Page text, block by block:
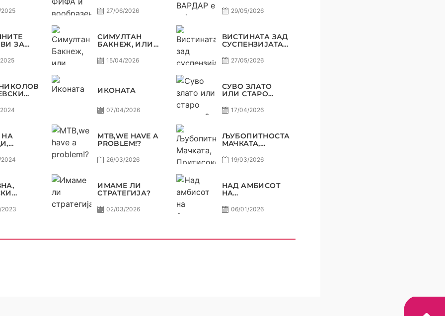
НА
ЗА
24/25 СО
СЛАВЕ
ДА
НА
ЏОЛЕ
ЕХФ27/06/2026
СИМУЛТАН
БАКНЕЖ, ИЛИ
ПОСТОЈАНО СЕ
СЛУША ЕХФ
15/04/2026
ИКОНАТА
07/04/2026
МТВ,WE HAVE A
PROBLEM!?
26/03/2026
ИМАМЕ ЛИ
СТРАТЕГИЈА?
02/03/2026
КЛУБ НА
БАЛКАНОТ!
29/05/2026
ВИСТИНАТА ЗАД
СУСПЕНЗИЈАТА
НИКОЛОВ! САМО
РАКОМЕТ С5Е8
27/05/2026
СУВО ЗЛАТО
ИЛИ СТАРО
РАКОМЕТ С5Е7
17/04/2026
ЉУБОПИТНОСТА
МАЧКАТА,
ПЕЛИСТЕР ?
САМО РАКОМЕТ
19/03/2026
НАД АМБИСОТ
НА
САМО РАКОМЕТ
ПОДКАСТ С5E5
06/01/2026